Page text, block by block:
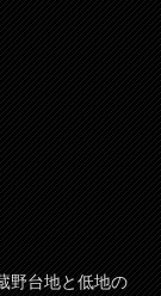
野台地と低地の